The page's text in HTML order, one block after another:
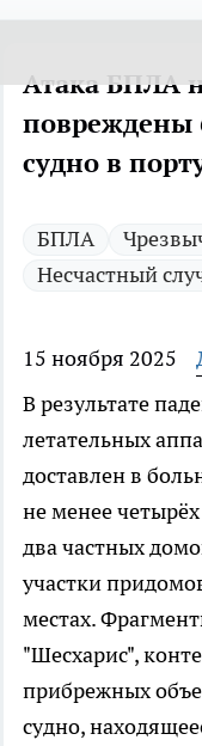
Атака БПЛА
повреждены
судно в
БПЛА
Несчастный
15 ноября 2025
В результате
летательных
доставлен в
не менее
два частных
участки
местах.
"Шесхарис",
прибрежных
судно,